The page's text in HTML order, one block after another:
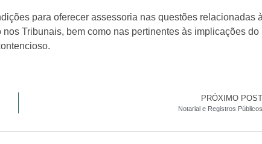
para oferecer assessoria nas questões relacionadas
Tribunais, bem como nas pertinentes às implicações do
PRÓXIMO POST
Notarial e Registros Públicos